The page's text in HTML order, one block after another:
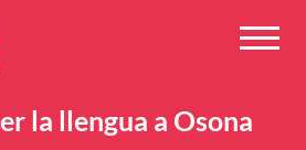
la llengua a Osona